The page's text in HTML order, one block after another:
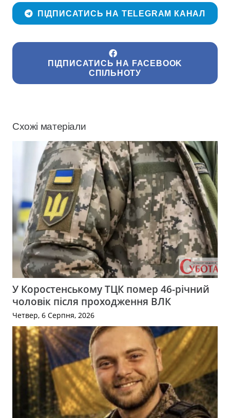
ПІДПИСАТИСЬ НА TELEGRAM КАНАЛ
ПІДПИСАТИСЬ НА FACEBOOK
СПІЛЬНОТУ
Схожі матеріали
У Коростенському ТЦК помер 46-річний
чоловік після проходження ВЛК
Четвер, 6 Серпня, 2026